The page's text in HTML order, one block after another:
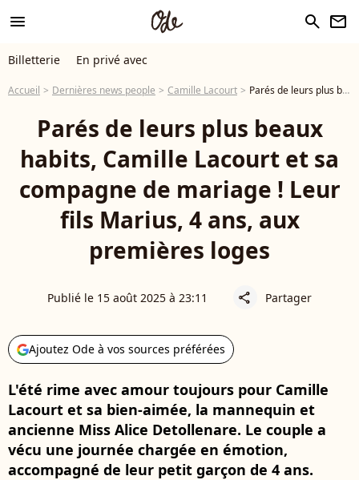
menu search newsletter
Billetterie En privé avec
Accueil Dernières news people Camille Lacourt Parés de leurs plus beaux habits, Camille Lacourt et sa compagne de mariage ! Leur fils Marius, 4 ans, aux premières loges
Parés de leurs plus beaux
habits, Camille Lacourt et sa
compagne de mariage ! Leur
fils Marius, 4 ans, aux
premières loges
Publié le 15 août 2025 à 23:11 share Partager
Ajoutez Ode à vos sources préférées
L'été rime avec amour toujours pour Camille
Lacourt et sa bien-aimée, la mannequin et
ancienne Miss Alice Detollenare. Le couple a
vécu une journée chargée en émotion,
accompagné de leur petit garçon de 4 ans.